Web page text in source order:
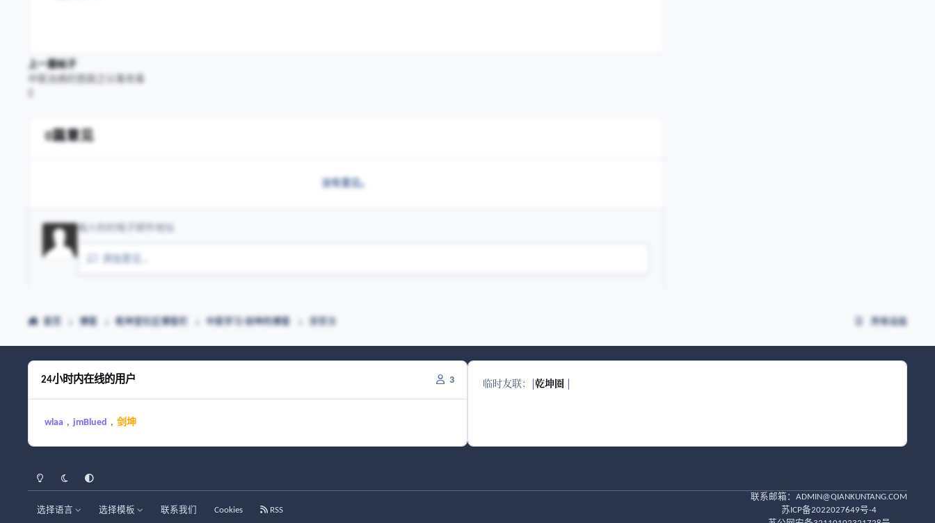
上一篇帖子
0篇意见
没有意见。
首页 博客 乾坤堂社区博客栏 中医学习-剑坤的博客 清营汤 所有动态
24小时内在线的用户 3
wlaa jmBlued 剑坤
临时友联： |乾坤圈 |
选择语言 选择模板 联系我们 Cookies RSS
联系邮箱： ADMIN@QIANKUNTANG.COM
苏ICP备2022027649号-4